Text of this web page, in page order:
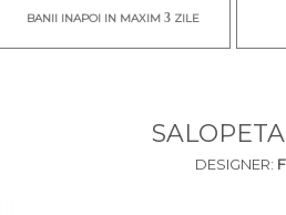
BANII INAPOI IN MAXIM 3 ZILE
DESIGNER: